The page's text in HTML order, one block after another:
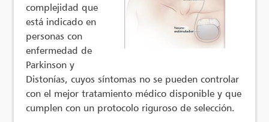
complejidad que
está indicado en
personas con
enfermedad de
Parkinson y
Distonías, cuyos síntomas no se pueden controlar
con el mejor tratamiento médico disponible y que
cumplen con un protocolo riguroso de selección.